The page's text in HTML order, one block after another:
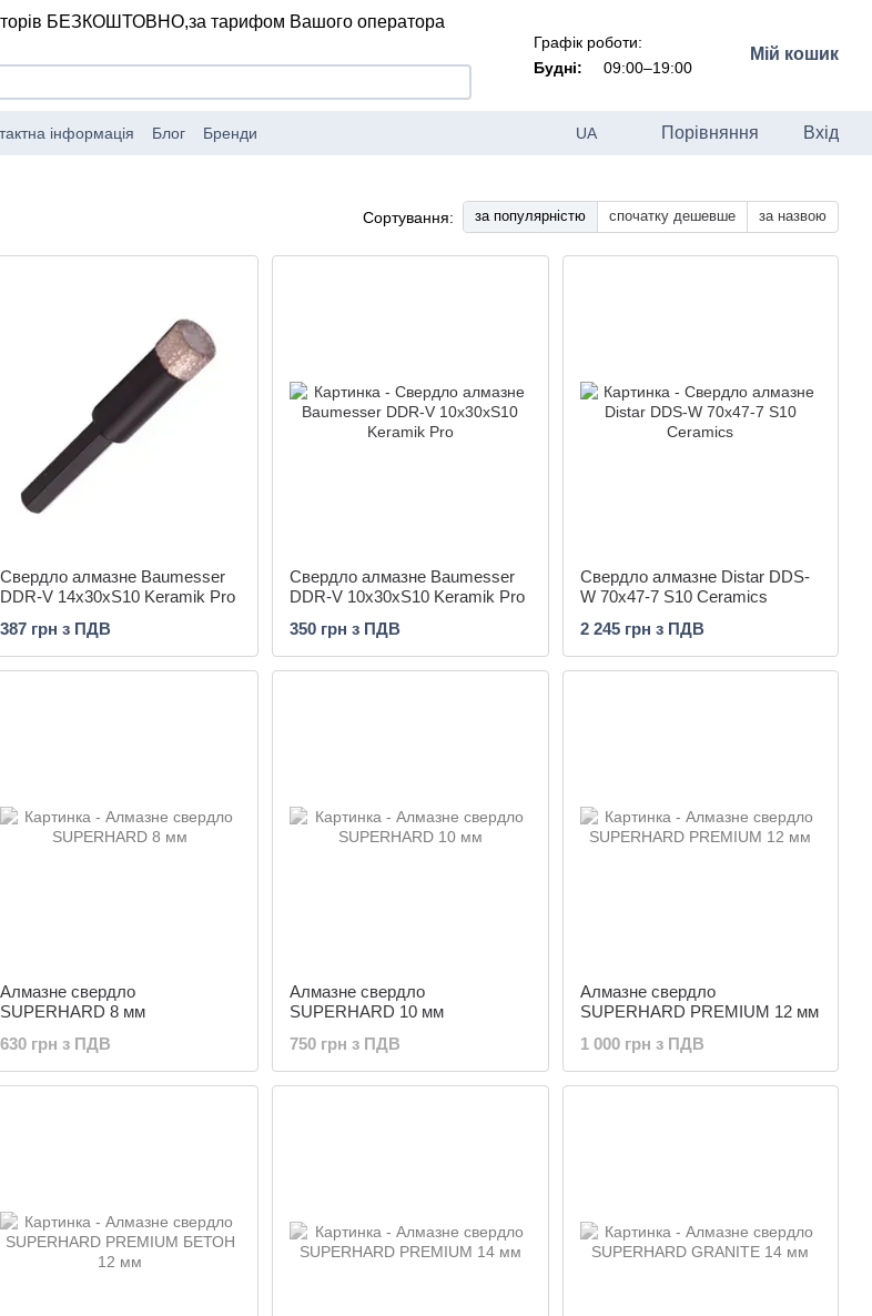
БЕЗКОШТОВНО,за тарифом Вашого оператора
Графік роботи:
Будні:
09:00–19:00
Мій кошик
інформація Блог Бренди UA Порівняння Вхід
Сортування: за популярністю спочатку дешевше за назвою
Свердло алмазне Baumesser
DDR-V 14x30xS10 Keramik Pro
387 грн з ПДВ
Свердло алмазне Baumesser
DDR-V 10x30xS10 Keramik Pro
350 грн з ПДВ
Свердло алмазне Distar DDS-
W 70x47-7 S10 Ceramics
2 245 грн з ПДВ
Алмазне свердло
SUPERHARD 8 мм
630 грн з ПДВ
Алмазне свердло
SUPERHARD 10 мм
750 грн з ПДВ
Алмазне свердло
SUPERHARD PREMIUM 12 мм
1 000 грн з ПДВ